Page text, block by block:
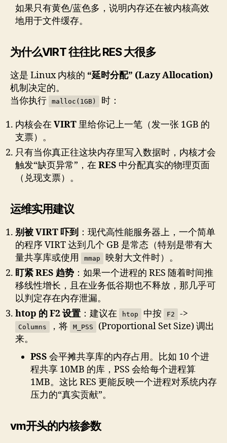
如果只有黄色/蓝色多，说明内存还在被内核高效
地用于文件缓存。
为什么VIRT 往往比 RES 大很多
这是 Linux 内核的 “延时分配” (Lazy Allocation)
机制决定的。
当你执行
malloc(1GB) 时：
内核会在VIRT里给你记上一笔（发一张 1GB 的
支票）。
只有当你真正往这块内存里写入数据时，内核才会
触发“缺页异常”，在RES 中分配真实的物理页面
（兑现支票）。
运维实用建议
别被 VIRT 吓到 ：现代高性能服务器上，一个简单
的程序 VIRT 达到几个 GB 是常态（特别是带有大
量共享库或使用
mmap
映射大文件时）。
盯紧 RES 趋势 ：如果一个进程的 RES 随着时间推
移线性增长，且在业务低谷期也不释放，那几乎可
以判定存在内存泄漏。
htop 的 F2 设置 ：建议在 htop 中按 F2 ->
Columns ，将 M_PSS
(Proportional Set Size) 调出
来。
PSS 会平摊共享库的内存占用。比如 10 个进
程共享 10MB 的库，PSS 会给每个进程算
1MB。这比 RES 更能反映一个进程对系统内存
压力的“真实贡献”。
vm开头的内核参数